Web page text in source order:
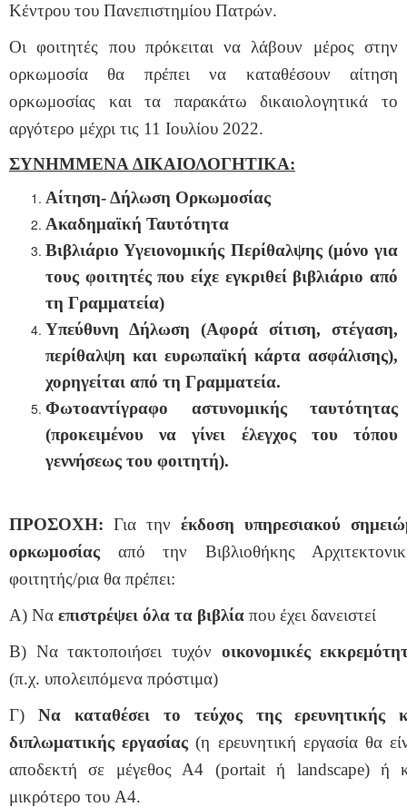
Κέντρου του Πανεπιστημίου Πατρών.
Οι φοιτητές που πρόκειται να λάβουν μέρος στην
ορκωμοσία θα πρέπει να καταθέσουν αίτηση
ορκωμοσίας και τα παρακάτω δικαιολογητικά το
αργότερο μέχρι τις 11 Ιουλίου 2022.
ΣΥΝΗΜΜΕΝΑ ΔΙΚΑΙΟΛΟΓΗΤΙΚΑ:
Αίτηση- Δήλωση Ορκωμοσίας
Ακαδημαϊκή Ταυτότητα
Βιβλιάριο Υγειονομικής Περίθαλψης (μόνο για
τους φοιτητές που είχε εγκριθεί βιβλιάριο από
τη Γραμματεία)
Υπεύθυνη Δήλωση (Αφορά σίτιση, στέγαση,
περίθαλψη και ευρωπαϊκή κάρτα ασφάλισης),
χορηγείται από τη Γραμματεία.
Φωτοαντίγραφο αστυνομικής ταυτότητας
(προκειμένου να γίνει έλεγχος του τόπου
γεννήσεως του φοιτητή).
ΠΡΟΣΟΧΗ: Για την έκδοση υπηρεσιακού
ορκωμοσίας από την Βιβλιοθήκης
φοιτητής/ρια θα πρέπει:
Α) Να επιστρέψει όλα τα βιβλία που έχει δανειστεί
Β) Να τακτοποιήσει τυχόν οικονομικές
(π.χ. υπολειπόμενα πρόστιμα)
Γ) Να καταθέσει το τεύχος της ερευνητικής
διπλωματικής εργασίας (η ερευνητική εργασία θα
αποδεκτή σε μέγεθος Α4 (portaitή landscape) ή
μικρότερο του A4.